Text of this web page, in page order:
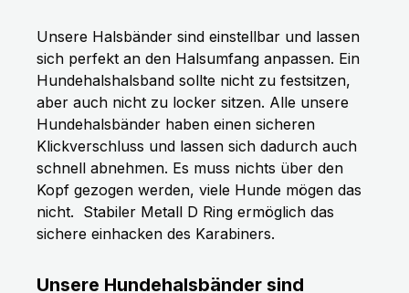
Unsere Halsbänder sind einstellbar und lassen
sich perfekt an den Halsumfang anpassen. Ein
Hundehalshalsband sollte nicht zu festsitzen,
aber auch nicht zu locker sitzen. Alle unsere
Hundehalsbänder haben einen sicheren
Klickverschluss und lassen sich dadurch auch
schnell abnehmen. Es muss nichts über den
Kopf gezogen werden, viele Hunde mögen das
nicht. Stabiler Metall D Ring ermöglich das
sichere einhacken des Karabiners.
Unsere Hundehalsbänder sind